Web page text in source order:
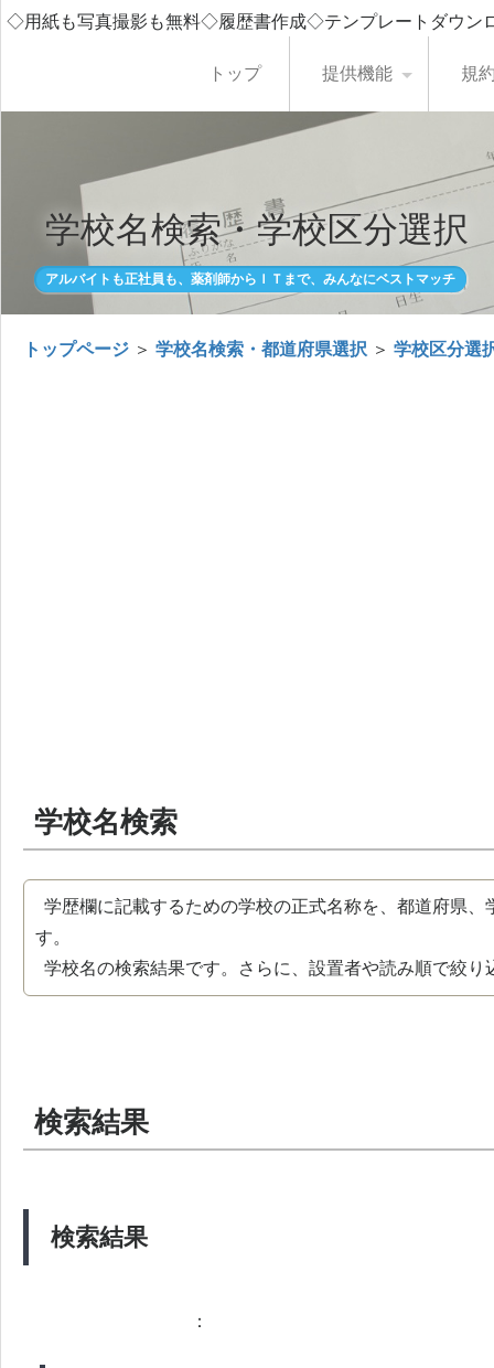
◇用紙も写真撮影も無料◇履歴書作成◇テンプレートダウ
トップ 提供機能 規
学校名検索・学校区分選択
アルバイトも正社員も、薬剤師からＩＴまで、みんなにベストマッチ
トップページ ＞ 学校名検索・都道府県選択 ＞ 学校区分選
学校名検索
学歴欄に記載するための学校の正式名称を、都道府県
す。
学校名の検索結果です。さらに、設置者や読み順で絞り
検索結果
検索結果
：